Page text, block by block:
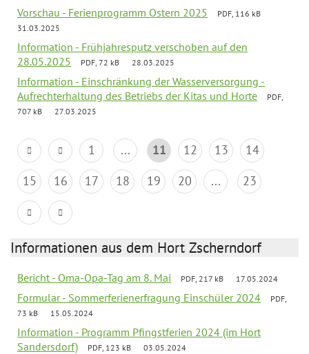
Vorschau - Ferienprogramm Ostern 2025
PDF, 116 kB
31.03.2025
Information - Frühjahresputz verschoben auf den
28.05.2025
PDF, 72 kB 28.03.2025
Information - Einschränkung der Wasserversorgung -
Aufrechterhaltung des Betriebs der Kitas und Horte
PDF,
707 kB
27.03.2025
1 ... 11 12 13
14
15
16 17 18 19 20 ... 23
Informationen aus dem Hort Zscherndorf
Bericht - Oma-Opa-Tag am 8. Mai PDF, 217 kB 17.05.2024
Formular - Sommerferienerfragung Einschüler 2024
PDF,
73 kB
15.05.2024
Information - Programm Pfingstferien 2024 (im Hort
Sandersdorf)
PDF, 123 kB 03.05.2024